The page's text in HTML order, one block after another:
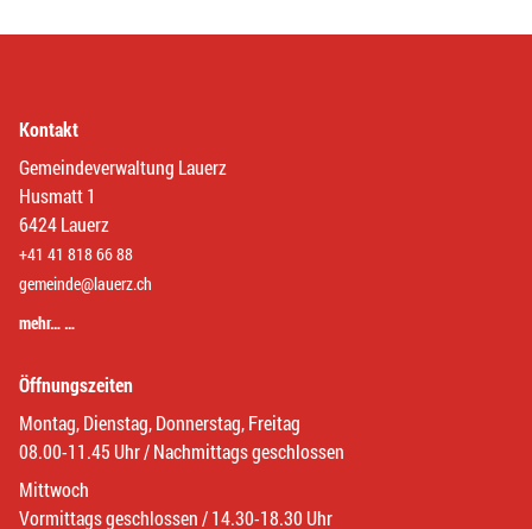
Kontakt
Gemeindeverwaltung Lauerz
Husmatt 1
6424 Lauerz
+41 41 818 66 88
gemeinde@lauerz.ch
mehr… …
Öffnungszeiten
Montag, Dienstag, Donnerstag, Freitag
08.00-11.45 Uhr / Nachmittags geschlossen
Mittwoch
Vormittags geschlossen / 14.30-18.30 Uhr